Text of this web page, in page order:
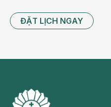
ĐẶT LỊCH NGAY